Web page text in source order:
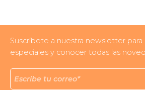
Suscríbete a nuestra newsletter
especiales y conocer todas las